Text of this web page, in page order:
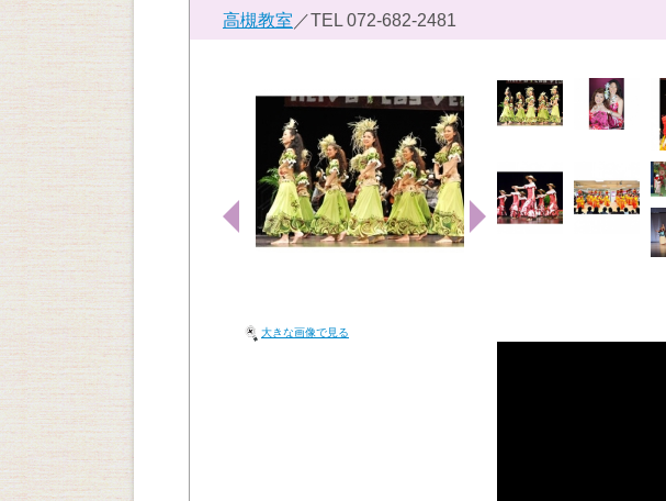
高槻教室 ／TEL 072-682-2481
大きな画像で見る